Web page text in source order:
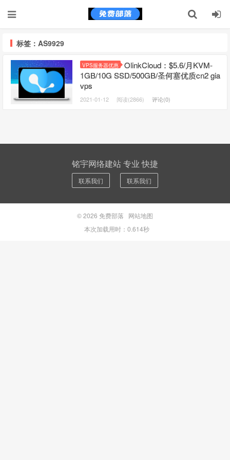
标签：AS9929
VPS服务器优惠
OlinkCloud：$5.6/月KVM-
1GB/10G SSD/500GB/圣何塞优质cn2 gia
vps
2021-01-12 阅读(2866) 评论(0)
铭宇网络建站 专业 快捷
联系我们 联系我们
© 2026 免费部落
网站地图
本次加载用时：0.614秒